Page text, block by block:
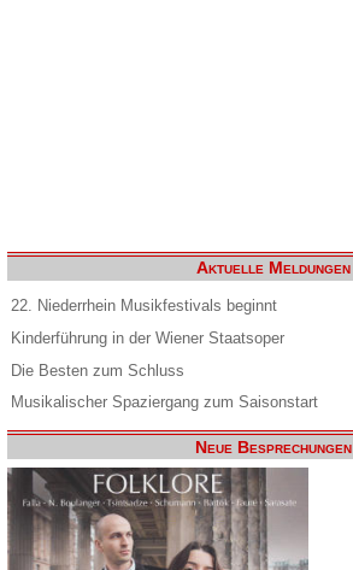
Aktuelle Meldungen
22. Niederrhein Musikfestivals beginnt
Kinderführung in der Wiener Staatsoper
Die Besten zum Schluss
Musikalischer Spaziergang zum Saisonstart
Neue Besprechungen